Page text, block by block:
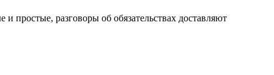
разговоры об обязательствах доставляют